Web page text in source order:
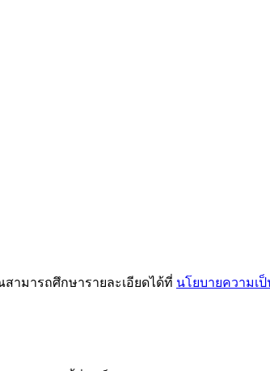
ามารถศึกษารายละเอียดได้ที่ นโยบายความเ